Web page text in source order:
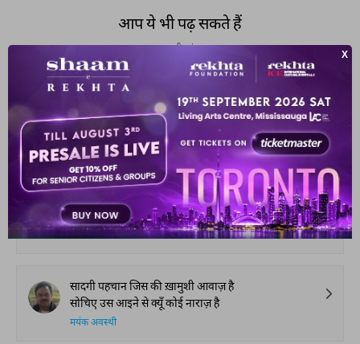
आप ये भी पढ़ सकते हैं
हमारी पसंद
ज़मीं कैसी थी कैसा आसमाँ था
नहीं मालूम मुझ को मैं कहाँ था
राज खेती
बे-नाम दयारों का सफ़र कैसा लगा है
अब लौट के आए हो तो घर कैसा लगा है
शफ़ीक़ सलीमी
सादगी पहचान जिस की ख़ामुशी आवाज़ है
सोचिए उस आइने से क्यूँ कोई नाराज़ है
मयंक अवस्थी